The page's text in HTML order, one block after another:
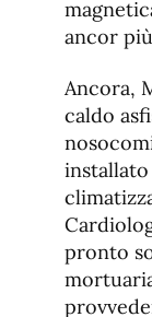
ancor più
Ancora,
caldo
pronto